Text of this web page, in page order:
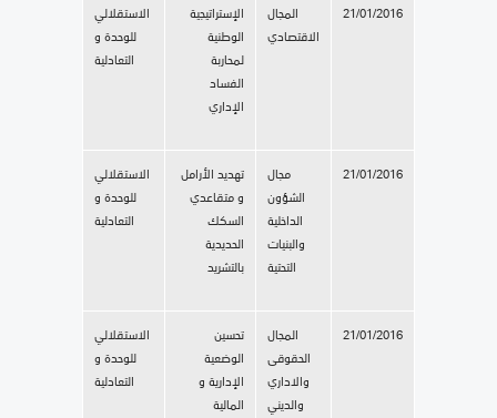
الاستقلالي
للوحدة و
التعادلية
الإستراتيجية
الوطنية
لمحاربة
الفساد
الإداري
المجال
الاقتصادي
21/01/2016
الاستقلالي
للوحدة و
التعادلية
تهديد الأرامل
و متقاعدي
السكك
الحديدية
بالتشريد
مجال
الشؤون
الداخلية
والبنيات
التحتية
21/01/2016
الاستقلالي
للوحدة و
التعادلية
تحسين
الوضعية
الإدارية و
المالية
المجال
الحقوقى
والاداري
والديني
21/01/2016